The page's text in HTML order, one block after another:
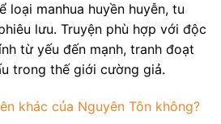
loại manhua huyền huyễn, tu
lưu. Truyện phù hợp với độc
từ yếu đến mạnh, tranh đoạt
trong thế giới cường giả.
khác của Nguyên Tôn không?